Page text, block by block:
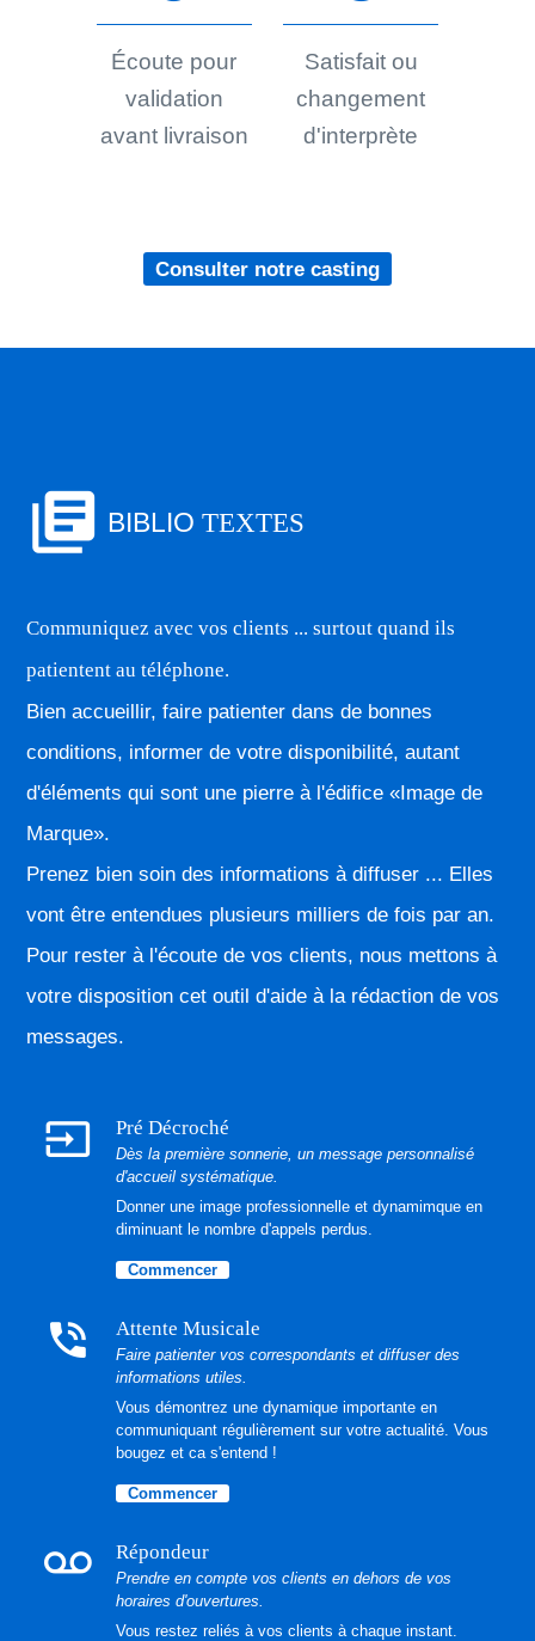
Écoute pour
validation
avant livraison
Satisfait ou
changement
d'interprète
Consulter notre casting
library_books BIBLIOTEXTES
Communiquez avec vos clients ... surtout quand ils
patientent au téléphone.
Bien accueillir, faire patienter dans de bonnes
conditions, informer de votre disponibilité, autant
d'éléments qui sont une pierre à l'édifice «Image de
Marque».
Prenez bien soin des informations à diffuser ... Elles
vont être entendues plusieurs milliers de fois par an.
Pour rester à l'écoute de vos clients, nous mettons à
votre disposition cet outil d'aide à la rédaction de vos
messages.
input Pré Décroché
Dès la première sonnerie, un message personnalisé
d'accueil systématique.
Donner une image professionnelle et dynamimque en
diminuant le nombre d'appels perdus.
Commencer
phone_in_talk Attente Musicale
Faire patienter vos correspondants et diffuser des
informations utiles.
Vous démontrez une dynamique importante en
communiquant régulièrement sur votre actualité. Vous
bougez et ca s'entend !
Commencer
voicemail Répondeur
Prendre en compte vos clients en dehors de vos
horaires d'ouvertures.
Vous restez reliés à vos clients à chaque instant.